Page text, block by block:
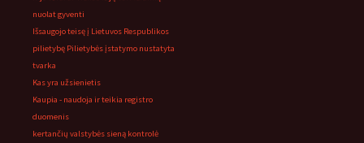
nuolat gyventi
Išsaugojo teisę į Lietuvos Respublikos
pilietybę Pilietybės įstatymo nustatyta
tvarka
Kas yra užsienietis
Kaupia - naudoja ir teikia registro
duomenis
kertančių valstybės sieną kontrolė